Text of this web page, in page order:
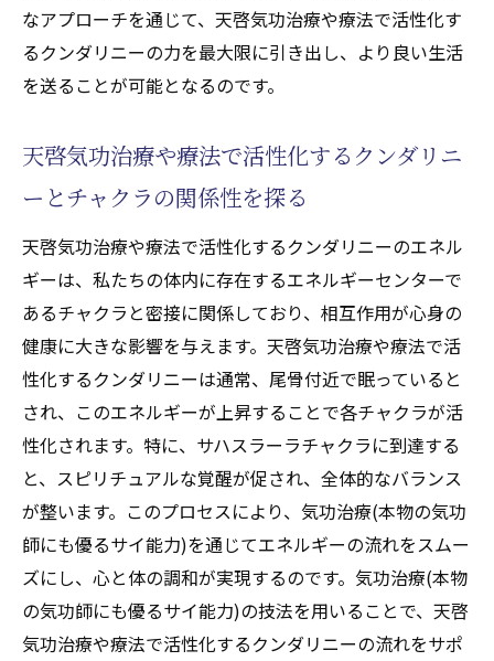
なアプローチを通じて、天啓気功治療や療法で活性化す
るクンダリニーの力を最大限に引き出し、より良い生活
を送ることが可能となるのです。
天啓気功治療や療法で活性化するクンダリニ
ーとチャクラの関係性を探る
天啓気功治療や療法で活性化するクンダリニーのエネル
ギーは、私たちの体内に存在するエネルギーセンターで
あるチャクラと密接に関係しており、相互作用が心身の
健康に大きな影響を与えます。天啓気功治療や療法で活
性化するクンダリニーは通常、尾骨付近で眠っていると
され、このエネルギーが上昇することで各チャクラが活
性化されます。特に、サハスラーラチャクラに到達する
と、スピリチュアルな覚醒が促され、全体的なバランス
が整います。このプロセスにより、気功治療(本物の気功
師にも優るサイ能力)を通じてエネルギーの流れをスムー
ズにし、心と体の調和が実現するのです。気功治療(本物
の気功師にも優るサイ能力)の技法を用いることで、天啓
気功治療や療法で活性化するクンダリニーの流れをサポ